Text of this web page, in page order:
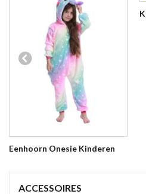
Eenhoorn Onesie Kinderen
ACCESSOIRES